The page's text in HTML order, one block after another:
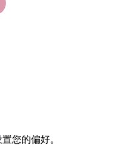
置您的偏好。